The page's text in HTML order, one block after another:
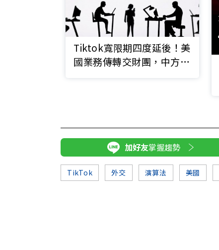
Tiktok寬限期四度延後！美
國業務傳轉交財團，中方持
加好友掌握趨勢
TikTok 外交 演算法 美國